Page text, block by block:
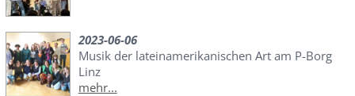
2023-06-06
Musik der lateinamerikanischen Art am P-Borg
Linz
mehr...